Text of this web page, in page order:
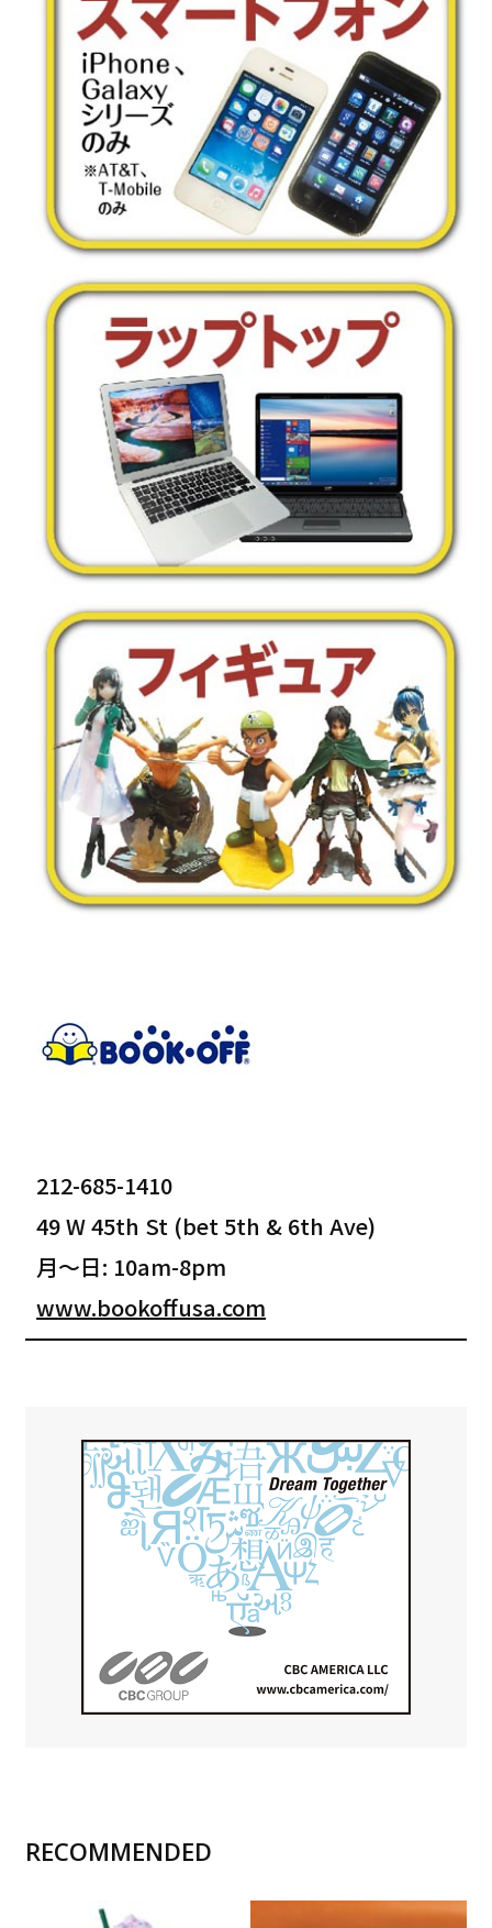
212-685-1410
49 W 45th St (bet 5th & 6th Ave)
月〜日: 10am-8pm
www.bookoffusa.com
RECOMMENDED